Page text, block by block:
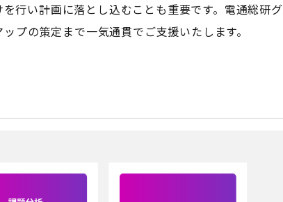
行い計画に落とし込むことも重要です。​電通総研グ
プの策定まで一気通貫でご支援いたします。​